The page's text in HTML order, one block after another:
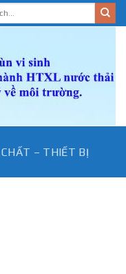
CHẤT – THIẾT BỊ